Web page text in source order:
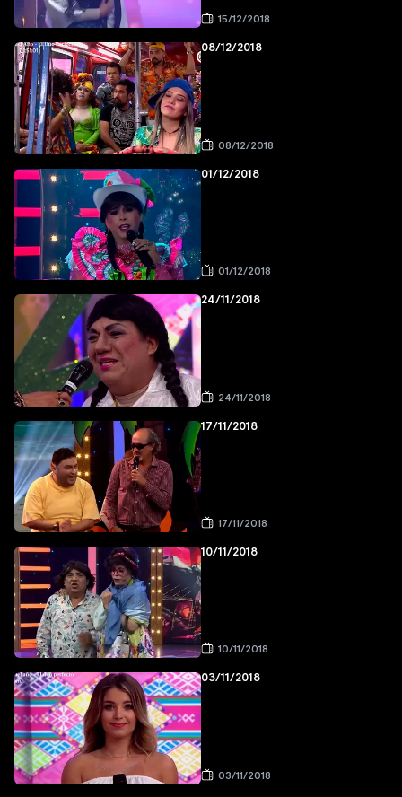
15/12/2018
08/12/2018
08/12/2018
01/12/2018
01/12/2018
24/11/2018
24/11/2018
17/11/2018
17/11/2018
10/11/2018
10/11/2018
03/11/2018
03/11/2018